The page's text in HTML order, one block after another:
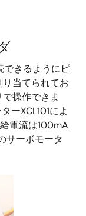
できるようにピ
当てられてお
操作できま
ーXCL101によ
電流は100mA
サーボモータ